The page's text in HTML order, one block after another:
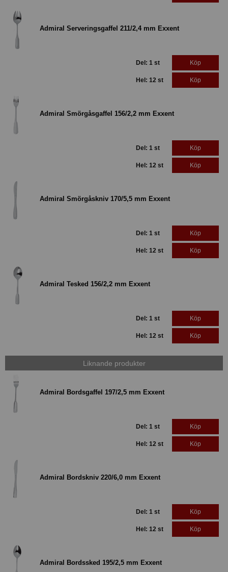
Admiral Serveringsgaffel 211/2,4 mm Exxent
Del: 1 st Köp
Hel: 12 st Köp
Admiral Smörgåsgaffel 156/2,2 mm Exxent
Del: 1 st Köp
Hel: 12 st Köp
Admiral Smörgåskniv 170/5,5 mm Exxent
Del: 1 st Köp
Hel: 12 st Köp
Admiral Tesked 156/2,2 mm Exxent
Del: 1 st Köp
Hel: 12 st Köp
Liknande produkter
Admiral Bordsgaffel 197/2,5 mm Exxent
Del: 1 st Köp
Hel: 12 st Köp
Admiral Bordskniv 220/6,0 mm Exxent
Del: 1 st Köp
Hel: 12 st Köp
Admiral Bordssked 195/2,5 mm Exxent